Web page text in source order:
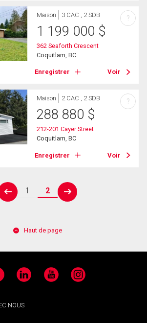
Maison 3 CAC , 2 SDB
1 199 000 $
362 Seaforth Crescent
Coquitlam, BC
Enregistrer Voir
?
Maison 2 CAC , 2 SDB
288 880 $
212-201 Cayer Street
Coquitlam, BC
Enregistrer Voir
?
prev
1 2
next
Haut de page
LinkedIn YouTube Instagram
NOUS